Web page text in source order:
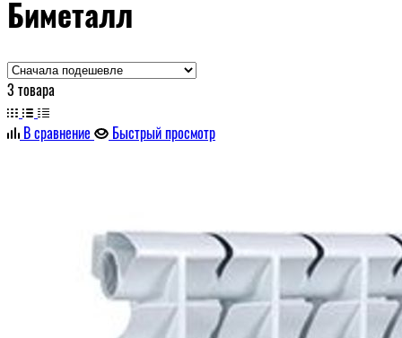
Биметалл
3 товара
В сравнение
Быстрый просмотр